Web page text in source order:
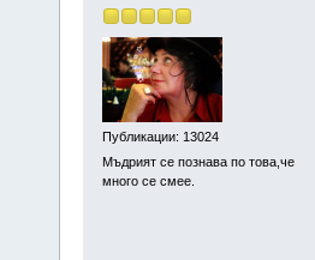
Публикации: 13024
Мъдрият се познава по това,че
много се смее.